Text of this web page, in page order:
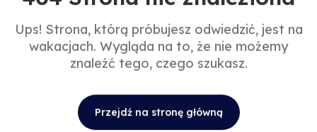
Ups! Strona, którą próbujesz odwiedzić, jest na
wakacjach. Wygląda na to, że nie możemy
znaleźć tego, czego szukasz.
Przejdź na stronę główną